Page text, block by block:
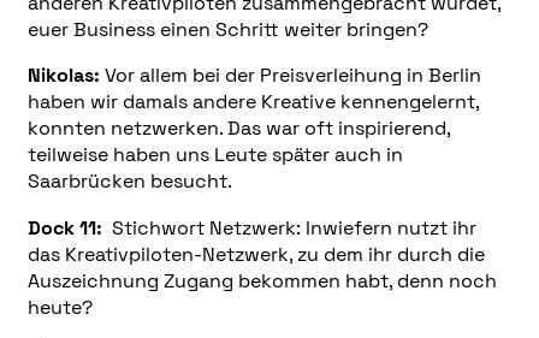
euer Business einen Schritt weiter bringen?
Nikolas: Vor allem bei der Preisverleihung in Berlin
haben wir damals andere Kreative kennengelernt,
konnten netzwerken. Das war oft inspirierend,
teilweise haben uns Leute später auch in
Saarbrücken besucht.
Dock 11: Stichwort Netzwerk: Inwiefern nutzt ihr
das Kreativpiloten-Netzwerk, zu dem ihr durch die
Auszeichnung Zugang bekommen habt, denn noch
heute?